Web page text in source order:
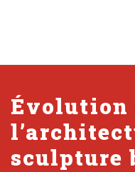
Évolution
sculpture